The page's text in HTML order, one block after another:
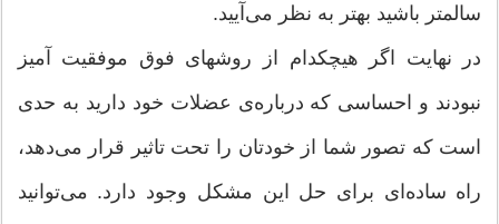
سالمتر باشید بهتر به نظر می‌آیید.
در نهایت اگر هیچكدام از روشهای فوق موفقیت آمیز
نبودند و احساسی كه درباره‌ی عضلات خود دارید به حدی
است كه تصور شما از خودتان را تحت تاثیر قرار می‌دهد،
راه ساده‌ای برای حل این مشكل وجود دارد. می‌توانید